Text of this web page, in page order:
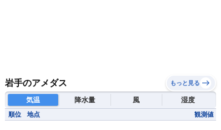
岩手のアメダス もっと見る
気温 降水量 風 湿度
順位 地点 観測値